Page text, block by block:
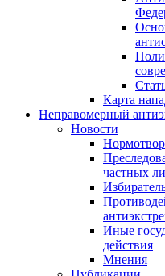
Карта
Неправомерный
Новости
частных
Иные
действия
Мнения